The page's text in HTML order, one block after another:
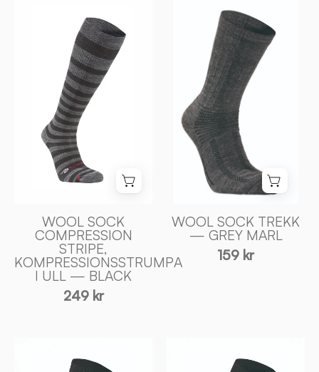
I sortimentet finns skidstrumpor för dam i flera tjocklekar
— tunnare modeller för pjäxa och alpint, kraftigare
modeller för längdskidor och kalla dagar. Samma strumpor
fungerar lika bra till slalom, turskidor och vandring i kyla.
Designade och tillverkade i Sverige.
SOCK
COMPRESSION
STRIPE,
KOMPRESSIONSSTRUMPA
I
ULL
-
Ivanhoe
Sweden
WOOL SOCK
COMPRESSION
STRIPE,
KOMPRESSIONSSTRUMPA
I ULL — BLACK
249 kr
SOCK
TREKK
—
GREY
MARL
-
Ivanhoe
of
Sweden
WOOL SOCK TREKK
— GREY MARL
159 kr
SOCK
SOCK